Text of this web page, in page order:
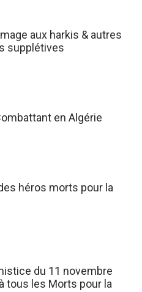
aux harkis & autres
supplétives
en Algérie
héros morts pour la
du 11 novembre
tous les Morts pour la